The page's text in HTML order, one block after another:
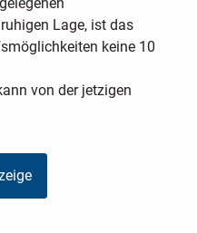
Lage, ist das
keine 10
von der jetzigen